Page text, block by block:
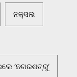
ନକ୍ସଲ
‘ନଗରଶତ୍ରୁ’